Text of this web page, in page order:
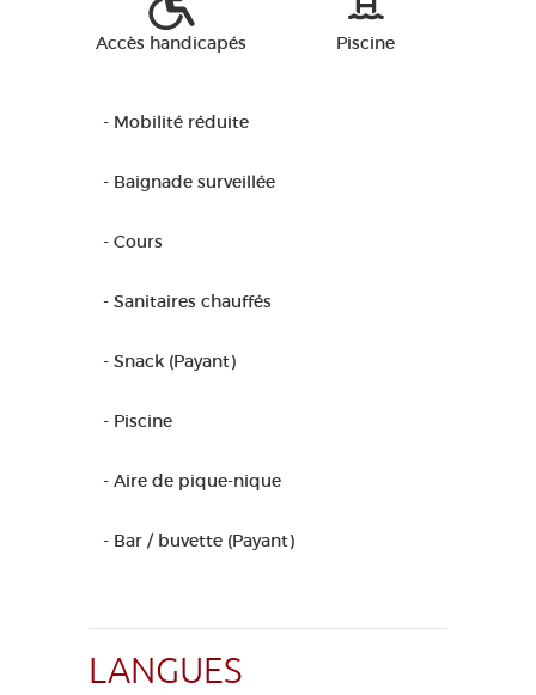
Accès handicapés Piscine
- Mobilité réduite
- Baignade surveillée
- Cours
- Sanitaires chauffés
- Snack (Payant)
- Piscine
- Aire de pique-nique
- Bar / buvette (Payant)
LANGUES